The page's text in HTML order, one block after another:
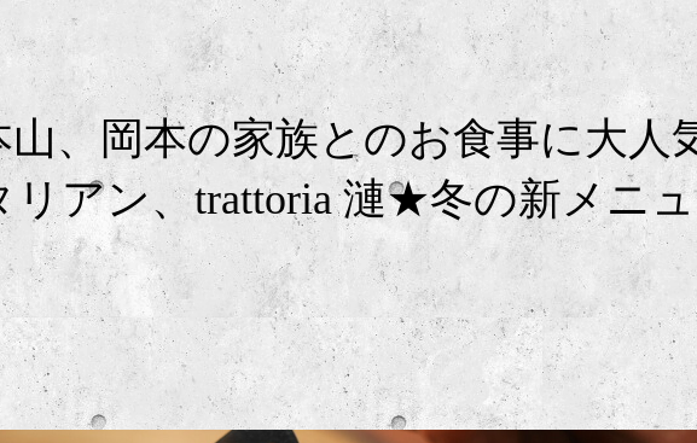
山、岡本の家族とのお食事に大人
リアン、trattoria 漣★冬の新メニュ